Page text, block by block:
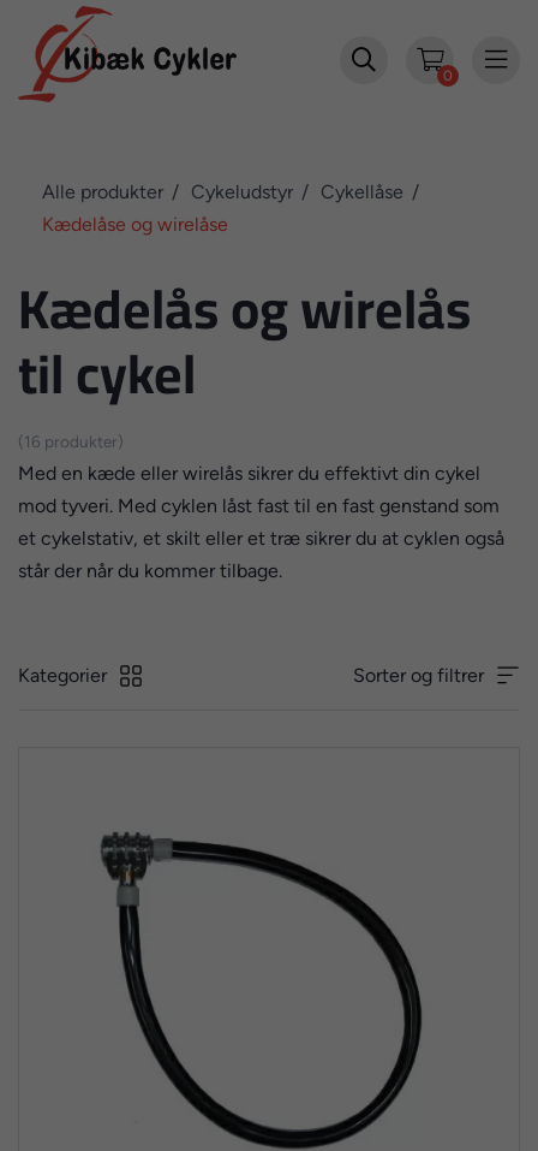

0

Alle produkter Cykeludstyr
Cykellåse
Kædelåse og wirelåse
Kædelås og wirelås
til cykel
(16 produkter)
Med en kæde eller wirelås sikrer du effektivt din cykel
mod tyveri. Med cyklen låst fast til en fast genstand som
et cykelstativ, et skilt eller et træ sikrer du at cyklen også
står der når du kommer tilbage.
Kategorier Sorter og filtrer